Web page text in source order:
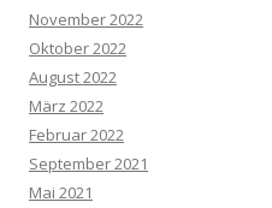
November 2022
Oktober 2022
August 2022
März 2022
Februar 2022
September 2021
Mai 2021